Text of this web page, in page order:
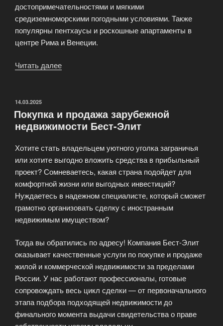
достопримечательностями и мягкими
средиземноморскими погодными условиями. Также
популярны пентхаусы и роскошные апартаменты в
центре Рима и Венеции.
Читать далее
ОПУБЛИКОВАНО
14.03.2025
Покупка и продажа зарубежной
недвижимости Бест-Элит
Хотите стать владельцем уютного уголка заграничья
или хотите выгодно вложить средства в прибыльный
проект? Сомневаетесь, какая страна подойдет для
комфортной жизни или выгодных инвестиций?
Нуждаетесь в надежном специалисте, который сможет
грамотно организовать сделку с иностранным
недвижимым имуществом?
Тогда вы обратились по адресу! Компания Бест-Элит
оказывает качественные услуги по покупке и продаже
жилой и коммерческой недвижимости за пределами
России. У нас работают профессионалы, готовые
сопровождать весь цикл сделки — от первоначального
этапа подбора подходящей недвижимости до
финального момента выдачи свидетельства о праве